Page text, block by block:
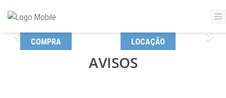
Anterior
COMPRA LOCAÇÃO
AVISOS